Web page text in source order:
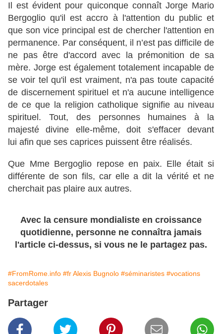
Il est évident pour quiconque connaît Jorge Mario
Bergoglio qu'il est accro à l'attention du public et
que son vice principal est de chercher l'attention en
permanence. Par conséquent, il n’est pas difficile de
ne pas être d'accord avec la prémonition de sa
mère. Jorge est également totalement incapable de
se voir tel qu'il est vraiment, n'a pas toute capacité
de discernement spirituel et n'a aucune intelligence
de ce que la religion catholique signifie au niveau
spirituel. Tout, des personnes humaines à la
majesté divine elle-même, doit s'effacer devant
lui afin que ses caprices puissent être réalisés.
Que Mme Bergoglio repose en paix. Elle était si
différente de son fils, car elle a dit la vérité et ne
cherchait pas plaire aux autres.
Avec la censure mondialiste en croissance
quotidienne, personne ne connaîtra jamais
l'article ci-dessus, si vous ne le partagez pas.
#FromRome.info #fr Alexis Bugnolo #séminaristes #vocations
sacerdotales
Partager